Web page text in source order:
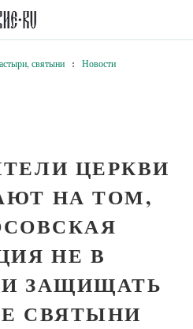
святыни : Новости
ЦЕРКВИ
НА ТОМ,
НЕ В
ЗАЩИЩАТЬ
СВЯТЫНИ